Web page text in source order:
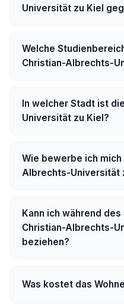
Universität zu Kiel
Welche
Christian-Albrechts-
In welcher Stadt ist
Universität zu Kiel?
Wie bewerbe ich
Albrechts-Universität
Kann ich während
Christian-Albrechts-
beziehen?
Was kostet das